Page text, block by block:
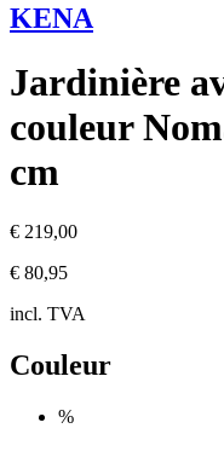
KENA
Jardinière
couleur
cm
€ 219,00
€ 80,95
incl. TVA
Couleur
%